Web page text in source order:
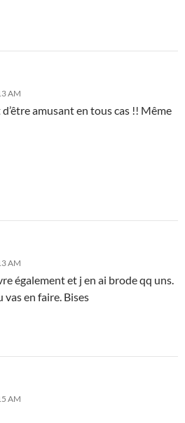
AM
amusant en tous cas !! Même
AM
également et j en ai brode qq uns.
vas en faire. Bises
AM